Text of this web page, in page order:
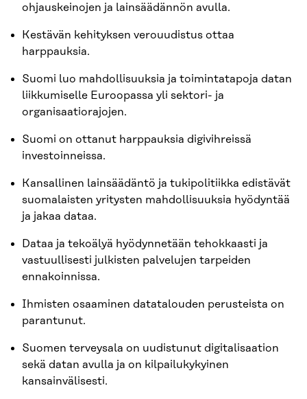
ohjauskeinojen ja lainsäädännön avulla.
Kestävän kehityksen verouudistus ottaa
harppauksia.
Suomi luo mahdollisuuksia ja toimintatapoja datan
liikkumiselle Euroopassa yli sektori- ja
organisaatiorajojen.
Suomi on ottanut harppauksia digivihreissä
investoinneissa.
Kansallinen lainsäädäntö ja tukipolitiikka edistävät
suomalaisten yritysten mahdollisuuksia hyödyntää
ja jakaa dataa.
Dataa ja tekoälyä hyödynnetään tehokkaasti ja
vastuullisesti julkisten palvelujen tarpeiden
ennakoinnissa.
Ihmisten osaaminen datatalouden perusteista on
parantunut.
Suomen terveysala on uudistunut digitalisaation
sekä datan avulla ja on kilpailukykyinen
kansainvälisesti.